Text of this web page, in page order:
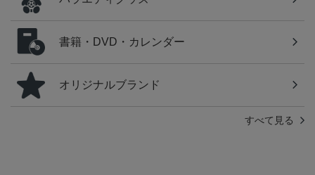
書籍・DVD・カレンダー
オリジナルブランド
すべて見る